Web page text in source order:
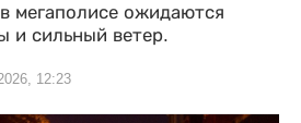
мегаполисе ожидаются
и сильный ветер.
12:23